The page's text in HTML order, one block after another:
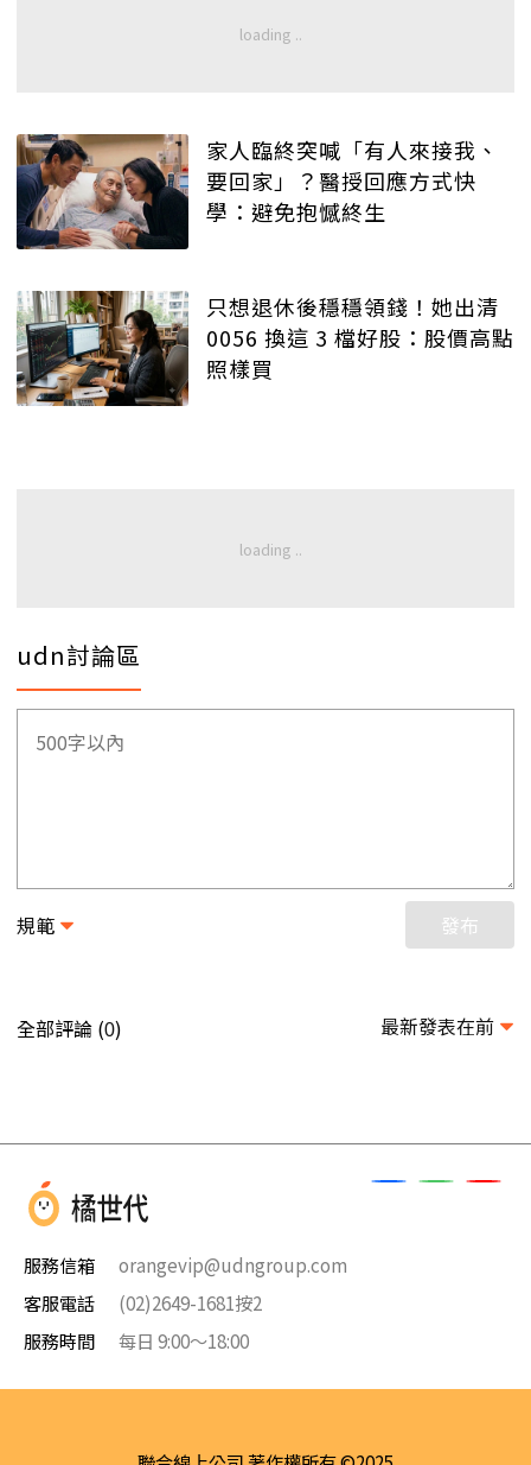
家人臨終突喊「有人來接我、
要回家」？醫授回應方式快
學：避免抱憾終生
只想退休後穩穩領錢！她出清
0056 換這 3 檔好股：股價高點
照樣買
udn討論區
規範 發布
全部評論 (0) 最新發表在前
服務信箱
orangevip@udngroup.com
客服電話
(02)2649-1681按2
服務時間
每日 9:00～18:00